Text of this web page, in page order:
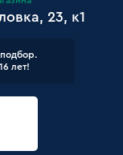
23, к1
лет!